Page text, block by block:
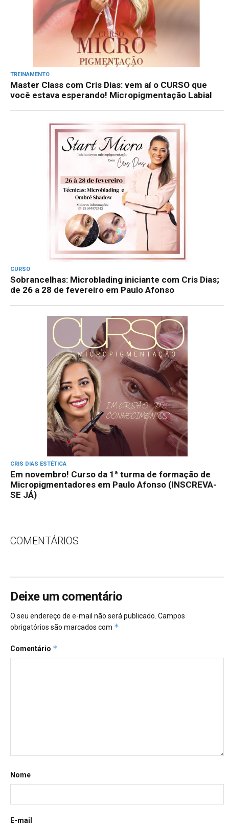
TREINAMENTO
Master Class com Cris Dias: vem aí o CURSO que
você estava esperando! Micropigmentação Labial
CURSO
Sobrancelhas: Microblading iniciante com Cris Dias;
de 26 a 28 de fevereiro em Paulo Afonso
CRIS DIAS ESTÉTICA
Em novembro! Curso da 1ª turma de formação de
Micropigmentadores em Paulo Afonso (INSCREVA-
SE JÁ)
COMENTÁRIOS
Deixe um comentário
O seu endereço de e-mail não será publicado. Campos
obrigatórios são marcados com *
Comentário *
Nome
E-mail